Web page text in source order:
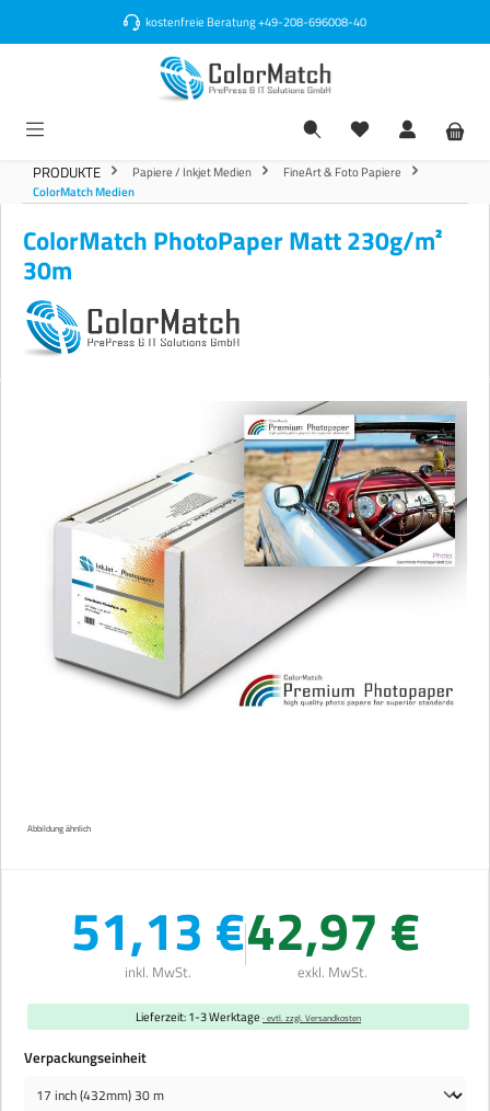
kostenfreie Beratung+49-208-696008-40
PRODUKTE Papiere / Inkjet Medien
FineArt & Foto Papiere
ColorMatch Medien
ColorMatch PhotoPaper Matt 230g/m²
30m
Abbildung ähnlich
51,13 €
inkl. MwSt.
42,97 €
exkl. MwSt.
Lieferzeit: 1-3 Werktage · evtl. zzgl. Versandkosten
Verpackungseinheitauswählen